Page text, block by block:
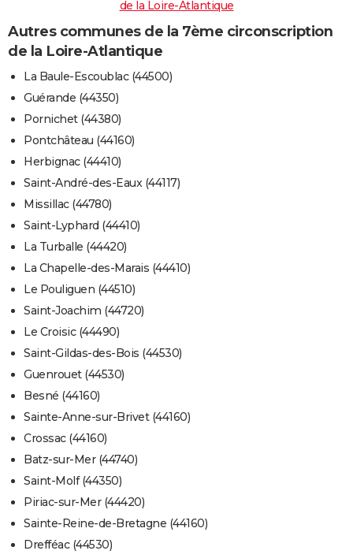
de la Loire-Atlantique
Autres communes de la 7ème circonscription
de la Loire-Atlantique
La Baule-Escoublac (44500)
Guérande (44350)
Pornichet (44380)
Pontchâteau (44160)
Herbignac (44410)
Saint-André-des-Eaux (44117)
Missillac (44780)
Saint-Lyphard (44410)
La Turballe (44420)
La Chapelle-des-Marais (44410)
Le Pouliguen (44510)
Saint-Joachim (44720)
Le Croisic (44490)
Saint-Gildas-des-Bois (44530)
Guenrouet (44530)
Besné (44160)
Sainte-Anne-sur-Brivet (44160)
Crossac (44160)
Batz-sur-Mer (44740)
Saint-Molf (44350)
Piriac-sur-Mer (44420)
Sainte-Reine-de-Bretagne (44160)
Drefféac (44530)